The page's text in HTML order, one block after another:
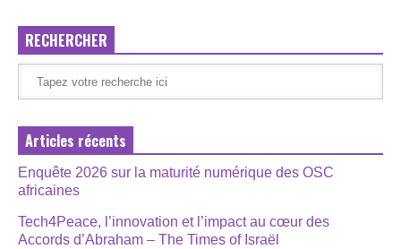
RECHERCHER
Articles récents
Enquête 2026 sur la maturité numérique des OSC
africaines
Tech4Peace, l’innovation et l’impact au cœur des
Accords d’Abraham – The Times of Israël